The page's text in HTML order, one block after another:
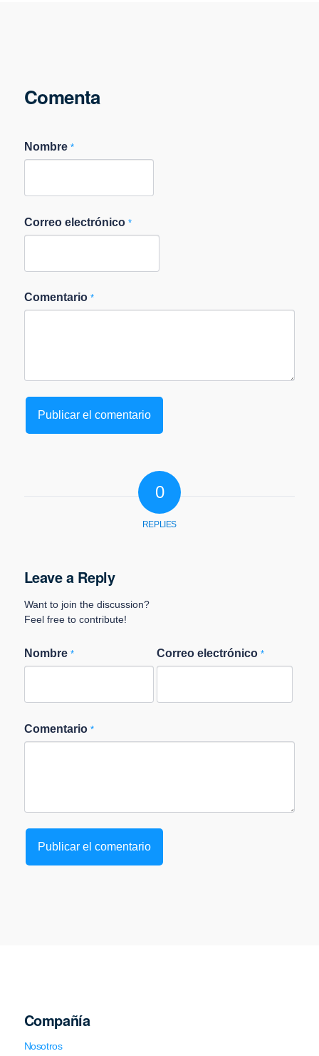
Comenta
Nombre *
Correo electrónico *
Comentario *
0
REPLIES
Leave a Reply
Want to join the discussion?
Feel free to contribute!
Nombre * Correo electrónico*
Comentario *
Compañía
Nosotros